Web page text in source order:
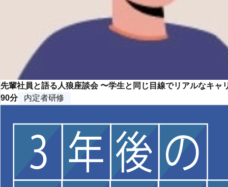
先輩社員と語る人狼座談会 〜学生と同じ目線でリアルなキャ
90分
内定者研修